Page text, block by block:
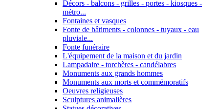
Décors - balcons - grilles - portes - kiosques -
métro...
Fontaines et vasques
Fonte de bâtiments - colonnes - tuyaux - eau
pluviale...
Fonte funéraire
L'équipement de la maison et du jardin
Lampadaire - torchères - candélabres
Monuments aux grands hommes
Monuments aux morts et commémoratifs
Oeuvres religieuses
Sculptures animalières